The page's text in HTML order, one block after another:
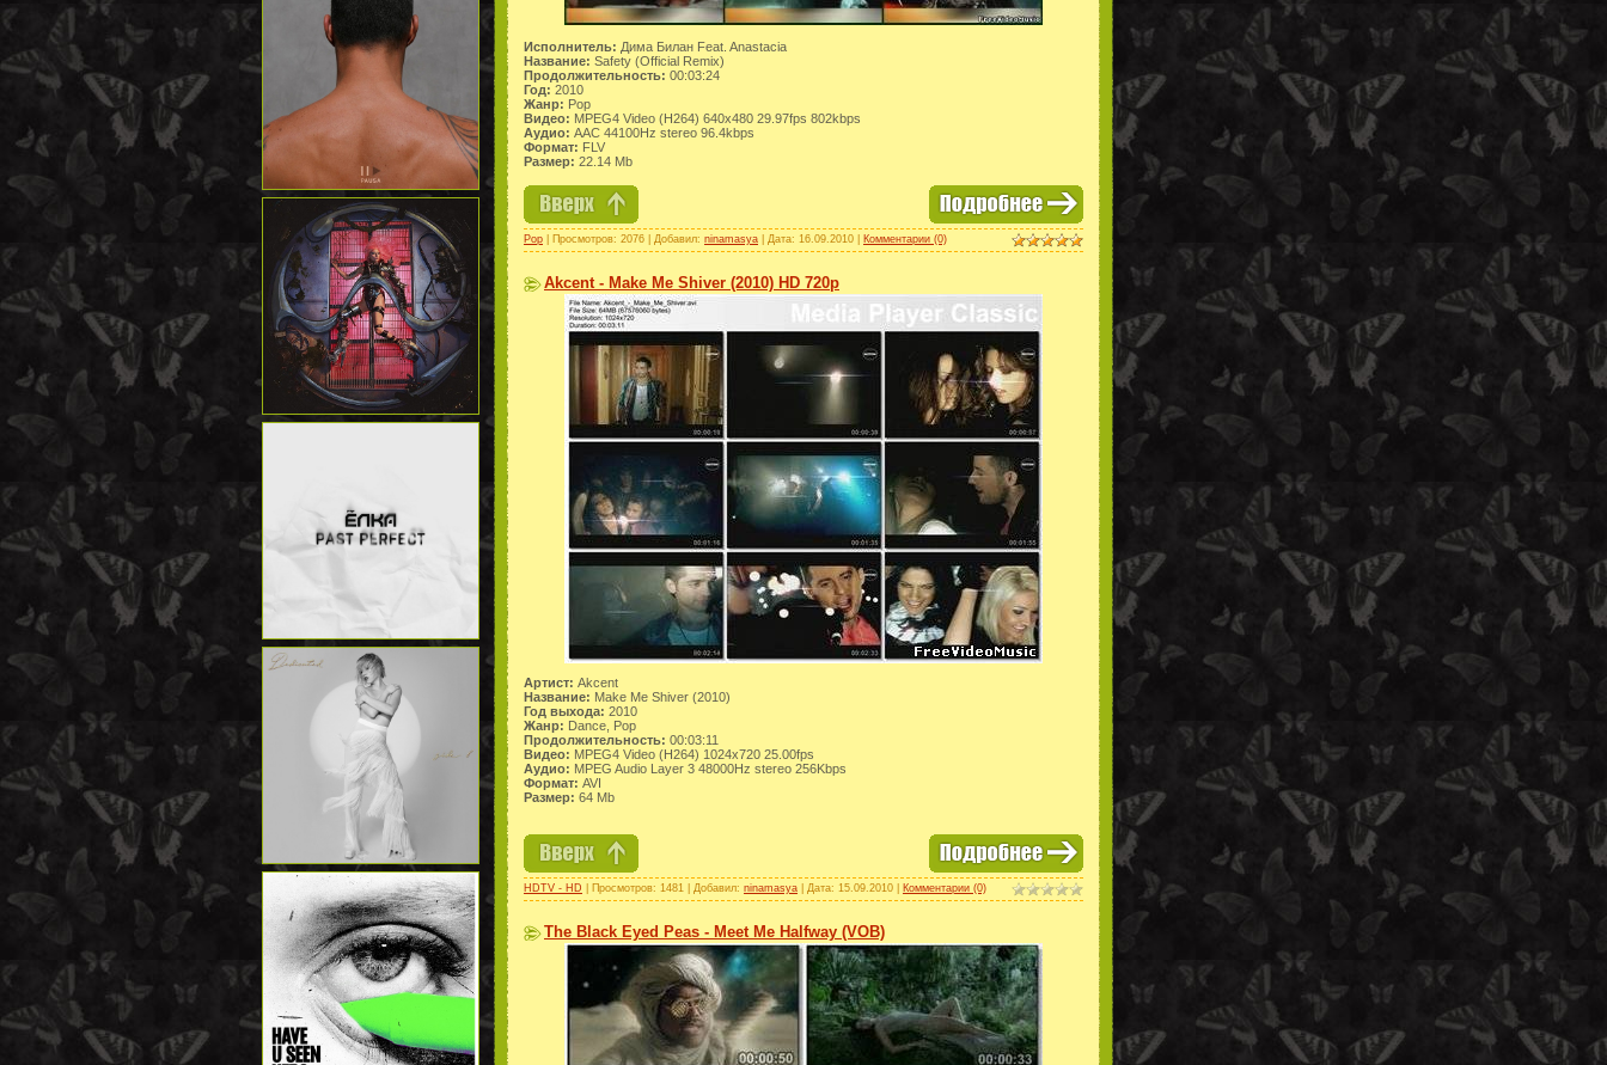
Исполнитель: Дима Билан Feat. Anastacia
Название: Safety (Official Remix)
Продолжительность: 00:03:24
Год: 2010
Жанр: Pop
Видео: MPEG4 Video (H264) 640x480 29.97fps 802kbps
Аудио: AAC 44100Hz stereo 96.4kbps
Формат: FLV
Размер: 22.14 Mb
Pop | Просмотров: 2076 | Добавил: ninamasya | Дата: 16.09.2010 Комментарии (0)
Akcent - Make Me Shiver (2010) HD 720p
Артист: Akcent
Название: Make Me Shiver (2010)
Год выхода: 2010
Жанр: Dance, Pop
Продолжительность: 00:03:11
Видео: MPEG4 Video (H264) 1024x720 25.00fps
Аудио: MPEG Audio Layer 3 48000Hz stereo 256Kbps
Формат: AVI
Размер: 64 Mb
HDTV - HD | Просмотров: 1481 | Добавил: ninamasya | Дата: 15.09.2010 Комментарии (0)
The Black Eyed Peas - Meet Me Halfway (VOB)